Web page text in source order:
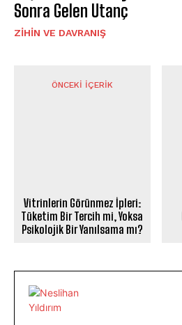
Sonra Gelen Utanç
⁠ZIHIN VE DAVRANIŞ
ÖNCEKI İÇERIK
Vitrinlerin Görünmez İpleri:
Tüketim Bir Tercih mi, Yoksa
Psikolojik Bir Yanılsama mı?